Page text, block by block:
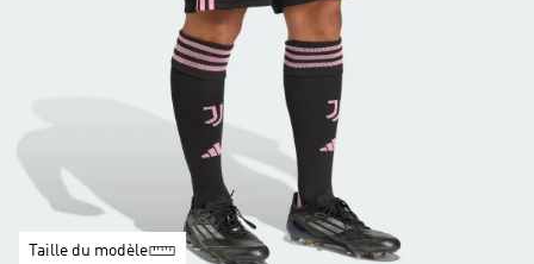
Taille du modèle